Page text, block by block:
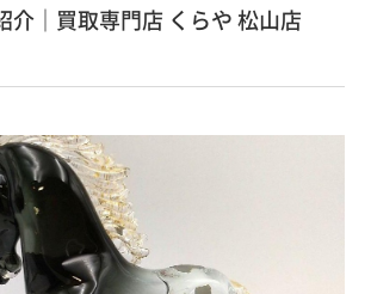
介｜買取専門店 くらや 松山店